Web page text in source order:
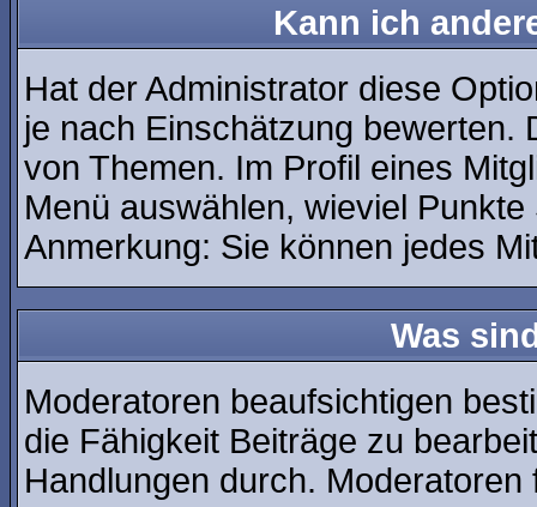
Kann ich
Hat der Administrator diese
je nach Einschätzung bewerten.
von Themen. Im Profil eines
Menü auswählen, wieviel
Anmerkung: Sie können jedes
Was
Moderatoren beaufsichtigen
die Fähigkeit Beiträge zu
Handlungen durch.